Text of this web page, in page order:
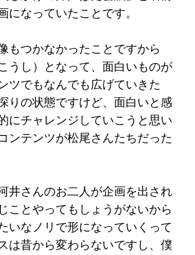
になっていたことです。
もつかなかったことですから
うし）となって、面白いものが
ツでもなんでも広げていきた
りの状態ですけど、面白いと感
にチャレンジしていこうと思い
ンテンツが松尾さんたちだった
井さんのお二人が企画を出され
ことやってもしょうがないから
いなノリで形になっていくって
は昔から変わらないですし、僕